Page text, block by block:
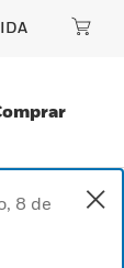
8 de